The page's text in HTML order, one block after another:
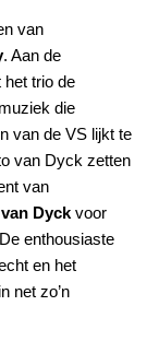
van
. Aan de
het trio de
die
van de VS lijkt te
van Dyck zetten
van
Dyck voor
enthousiaste
en het
net zo’n